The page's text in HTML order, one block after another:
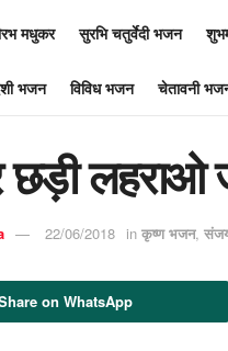
मधुकर सुरभि चतुर्वेदी भजन
भजन विविध भजन चेतावनी
छड़ी
22/06/2018 in कृष्ण भजन,
on WhatsApp